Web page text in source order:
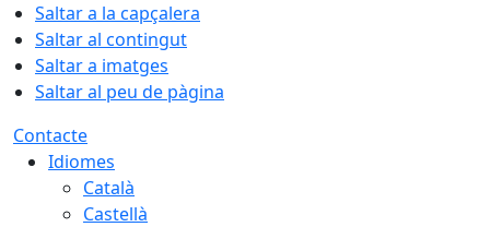
Saltar a la capçalera
Saltar al contingut
Saltar a imatges
Saltar al peu de pàgina
Contacte
Idiomes
Català
Castellà